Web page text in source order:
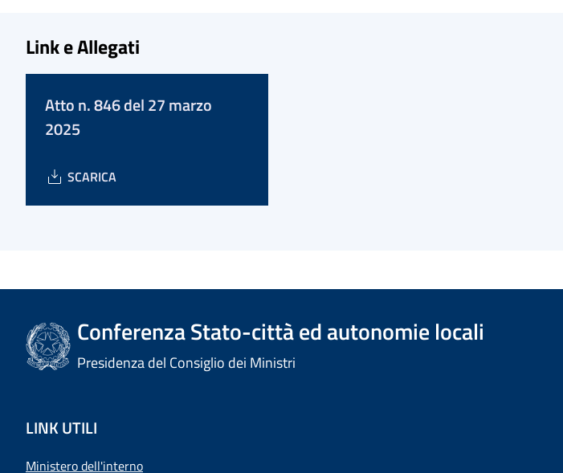
Link e Allegati
Atto n. 846 del 27 marzo
2025
SCARICA
Conferenza Stato-città ed autonomie locali
Presidenza del Consiglio dei Ministri
LINK UTILI
Ministero dell'interno